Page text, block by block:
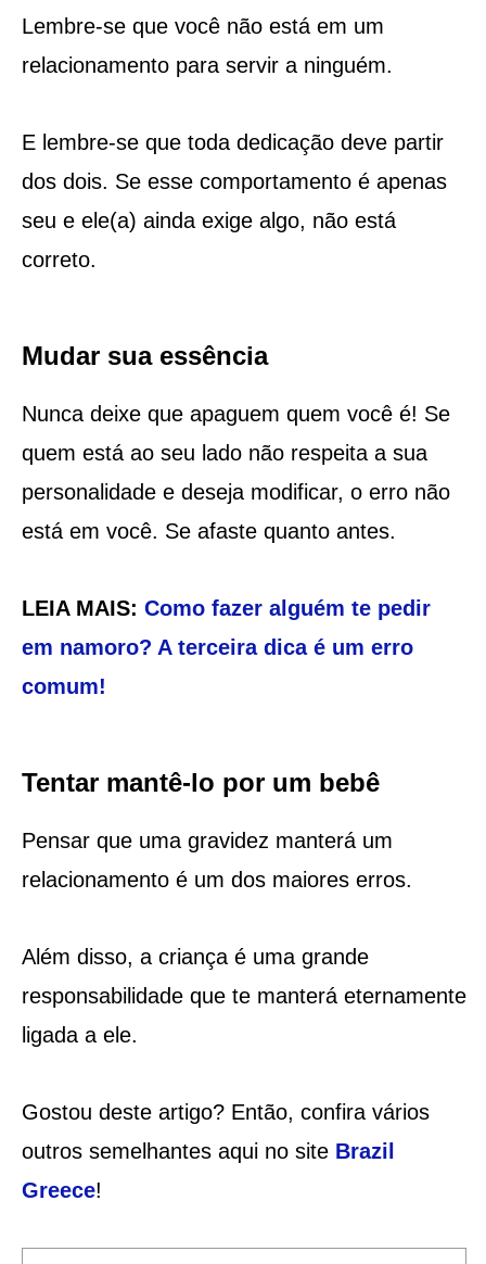
Lembre-se que você não está em um
relacionamento para servir a ninguém.
E lembre-se que toda dedicação deve partir
dos dois. Se esse comportamento é apenas
seu e ele(a) ainda exige algo, não está
correto.
Mudar sua essência
Nunca deixe que apaguem quem você é! Se
quem está ao seu lado não respeita a sua
personalidade e deseja modificar, o erro não
está em você. Se afaste quanto antes.
LEIA MAIS: Como fazer alguém te pedir
em namoro? A terceira dica é um erro
comum!
Tentar mantê-lo por um bebê
Pensar que uma gravidez manterá um
relacionamento é um dos maiores erros.
Além disso, a criança é uma grande
responsabilidade que te manterá eternamente
ligada a ele.
Gostou deste artigo? Então, confira vários
outros semelhantes aqui no site Brazil
Greece!